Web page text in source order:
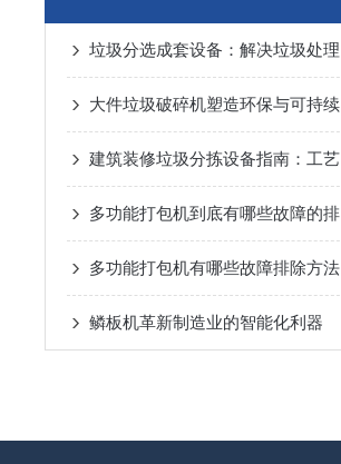
多功能打包机有哪些故障排除方法
鳞板机革新制造业的智能化利器